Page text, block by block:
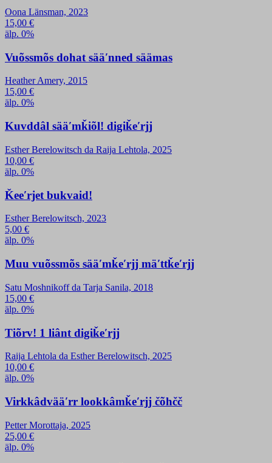
Oona Länsman, 2023
15,00 €
älp. 0%
Vuõssmõs dohat sääʹnned säämas
Heather Amery, 2015
15,00 €
älp. 0%
Kuvddâl sääʹmǩiõl! digiǩeʹrjj
Esther Berelowitsch da Raija Lehtola, 2025
10,00 €
älp. 0%
Ǩeeʹrjet bukvaid!
Esther Berelowitsch, 2023
5,00 €
älp. 0%
Muu vuõssmõs sääʹmǩeʹrjj mäʹttǩeʹrjj
Satu Moshnikoff da Tarja Sanila, 2018
15,00 €
älp. 0%
Tiõrv! 1 liânt digiǩeʹrjj
Raija Lehtola da Esther Berelowitsch, 2025
10,00 €
älp. 0%
Virkkâdvääʹrr lookkâmǩeʹrjj čõhčč
Petter Morottaja, 2025
25,00 €
älp. 0%